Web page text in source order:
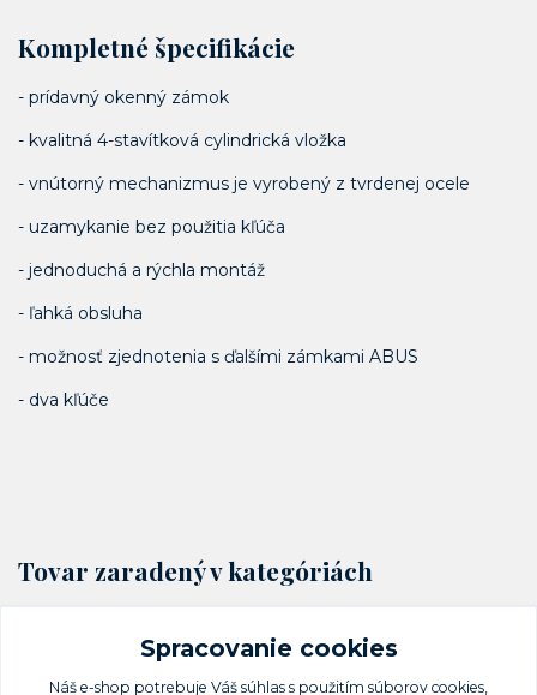
Kompletné špecifikácie
- prídavný okenný zámok
- kvalitná 4-stavítková cylindrická vložka
- vnútorný mechanizmus je vyrobený z tvrdenej ocele
- uzamykanie bez použitia kľúča
- jednoduchá a rýchla montáž
- ľahká obsluha
- možnosť zjednotenia s ďalšími zámkami ABUS
- dva kľúče
Tovar zaradený v kategóriách
Prídavné okenné zámky
Spracovanie cookies
Náš e-shop potrebuje Váš súhlas s použitím súborov cookies,